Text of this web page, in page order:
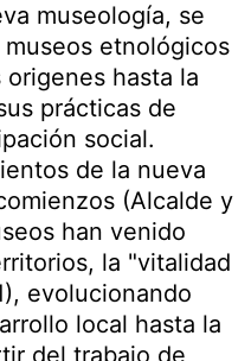
museología, se
etnológicos
hasta la
prácticas de
social.
de la nueva
(Alcalde y
han venido
la "vitalidad
evolucionando
local hasta la
del trabajo de